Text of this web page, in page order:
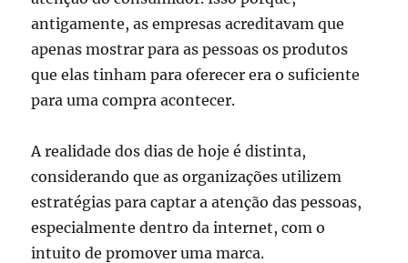
antigamente, as empresas acreditavam que
apenas mostrar para as pessoas os produtos
que elas tinham para oferecer era o suficiente
para uma compra acontecer.
A realidade dos dias de hoje é distinta,
considerando que as organizações utilizem
estratégias para captar a atenção das pessoas,
especialmente dentro da internet, com o
intuito de promover uma marca.